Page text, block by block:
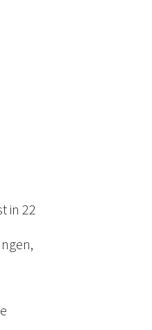
in 22